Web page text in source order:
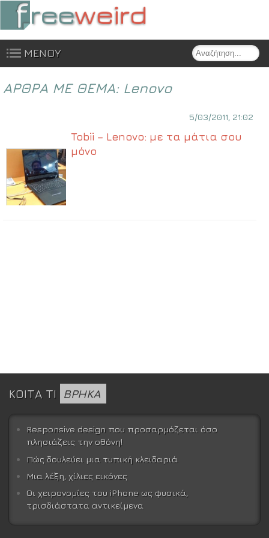
Search
ΜΕΝΟΥ
Skip to content
ΑΡΘΡΑ ΜΕ ΘΕΜΑ: Lenovo
5/03/2011, 21:02
Tobii – Lenovo: με τα μάτια σου
μόνο
ΚΟΙΤΑ ΤΙ ΒΡΗΚΑ
Responsive design που προσαρμόζεται όσο
πλησιάζεις την οθόνη!
Πώς δουλεύει μια τυπική κλειδαριά
Μια λέξη, χίλιες εικόνες
Οι χειρονομίες του iPhone ως φυσικά,
τρισδιάστατα αντικείμενα